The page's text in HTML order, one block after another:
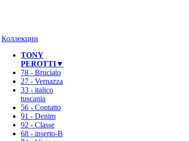
Коллекции
TONY
PEROTTI▼
78 - Bruciato
27 - Vernazza
33 - italico
tuscania
56 - Contatto
91 - Denim
92 - Classe
68 - inserto-B